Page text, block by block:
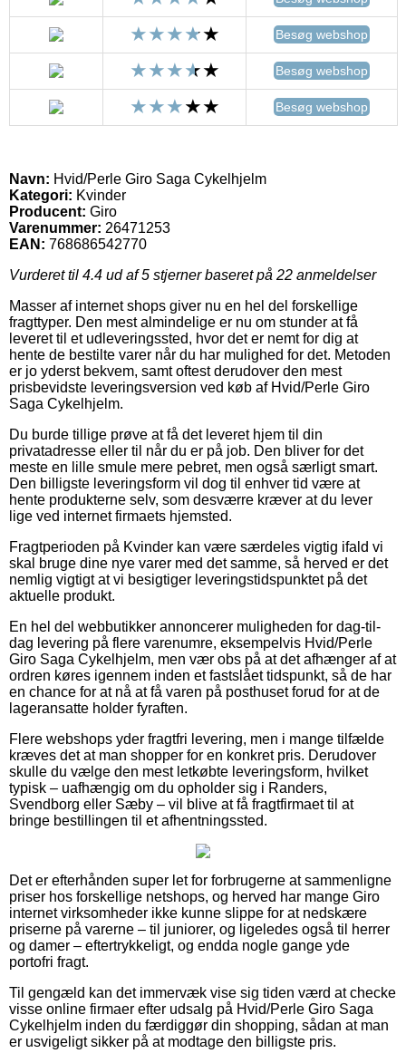
Besøg webshop
Besøg webshop
Besøg webshop
Navn: Hvid/Perle Giro Saga Cykelhjelm
Kategori: Kvinder
Producent: Giro
Varenummer: 26471253
EAN: 768686542770
Vurderet til 4.4 ud af 5 stjerner baseret på 22 anmeldelser
Masser af internet shops giver nu en hel del forskellige
fragttyper. Den mest almindelige er nu om stunder at få
leveret til et udleveringssted, hvor det er nemt for dig at
hente de bestilte varer når du har mulighed for det. Metoden
er jo yderst bekvem, samt oftest derudover den mest
prisbevidste leveringsversion ved køb af Hvid/Perle Giro
Saga Cykelhjelm.
Du burde tillige prøve at få det leveret hjem til din
privatadresse eller til når du er på job. Den bliver for det
meste en lille smule mere pebret, men også særligt smart.
Den billigste leveringsform vil dog til enhver tid være at
hente produkterne selv, som desværre kræver at du lever
lige ved internet firmaets hjemsted.
Fragtperioden på Kvinder kan være særdeles vigtig ifald vi
skal bruge dine nye varer med det samme, så herved er det
nemlig vigtigt at vi besigtiger leveringstidspunktet på det
aktuelle produkt.
En hel del webbutikker annoncerer muligheden for dag-til-
dag levering på flere varenumre, eksempelvis Hvid/Perle
Giro Saga Cykelhjelm, men vær obs på at det afhænger af at
ordren køres igennem inden et fastslået tidspunkt, så de har
en chance for at nå at få varen på posthuset forud for at de
lageransatte holder fyraften.
Flere webshops yder fragtfri levering, men i mange tilfælde
kræves det at man shopper for en konkret pris. Derudover
skulle du vælge den mest letkøbte leveringsform, hvilket
typisk – uafhængig om du opholder sig i Randers,
Svendborg eller Sæby – vil blive at få fragtfirmaet til at
bringe bestillingen til et afhentningssted.
Det er efterhånden super let for forbrugerne at sammenligne
priser hos forskellige netshops, og herved har mange Giro
internet virksomheder ikke kunne slippe for at nedskære
priserne på varerne – til juniorer, og ligeledes også til herrer
og damer – eftertrykkeligt, og endda nogle gange yde
portofri fragt.
Til gengæld kan det immervæk vise sig tiden værd at checke
visse online firmaer efter udsalg på Hvid/Perle Giro Saga
Cykelhjelm inden du færdiggør din shopping, sådan at man
er usvigeligt sikker på at modtage den billigste pris.